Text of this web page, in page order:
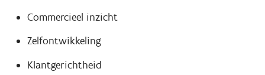
Commercieel inzicht
Zelfontwikkeling
Klantgerichtheid